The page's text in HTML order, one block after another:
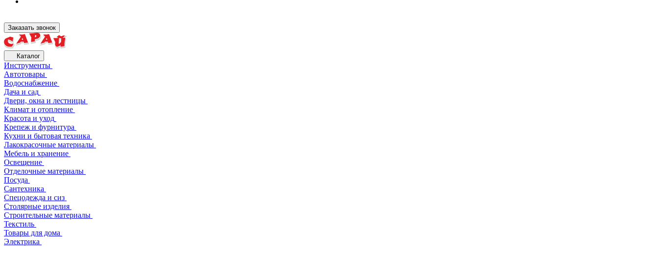
Заказать звонок
Каталог
Инструменты
Автотовары
Водоснабжение
Дача и сад
Двери, окна и лестницы
Климат и отопление
Красота и уход
Крепеж и фурнитура
Кухни и бытовая техника
Лакокрасочные материалы
Мебель и хранение
Освещение
Отделочные материалы
Посуда
Сантехника
Спецодежда и сиз
Столярные изделия
Строительные материалы
Текстиль
Товары для дома
Электрика